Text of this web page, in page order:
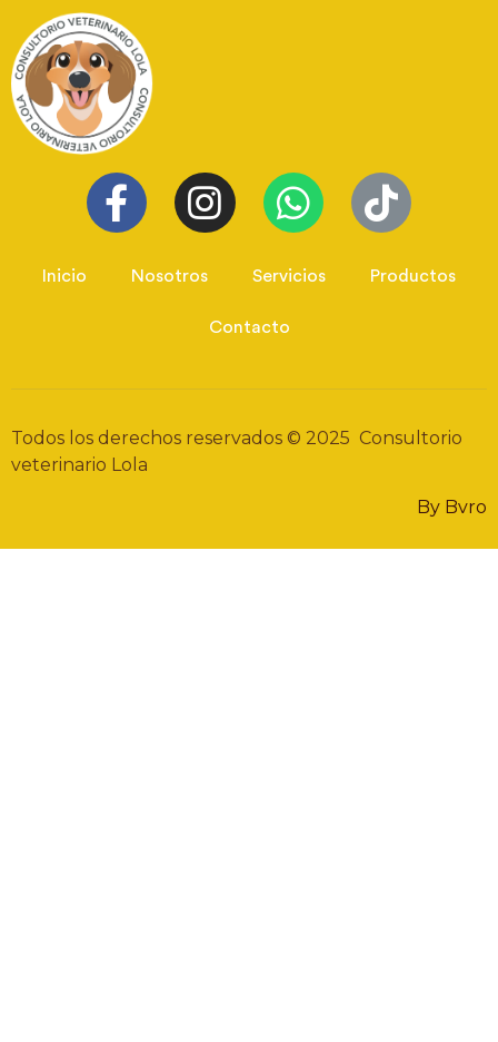
Inicio Nosotros Servicios Productos
Contacto
Todos los derechos reservados © 2025 Consultorio
veterinario Lola
By Bvro